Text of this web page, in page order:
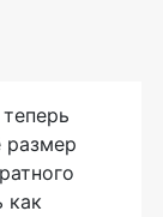
размер
как